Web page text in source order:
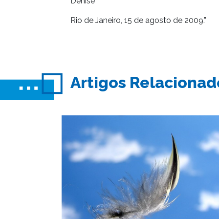
Rio de Janeiro, 15 de agosto de 2009.”
Artigos